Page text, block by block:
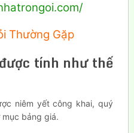
Thường Gặp
tính như thế
niêm yết công khai, quý
bảng giá.